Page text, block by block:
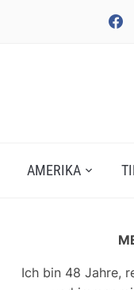
AMERIKA
Ich bin 48 Jahre,